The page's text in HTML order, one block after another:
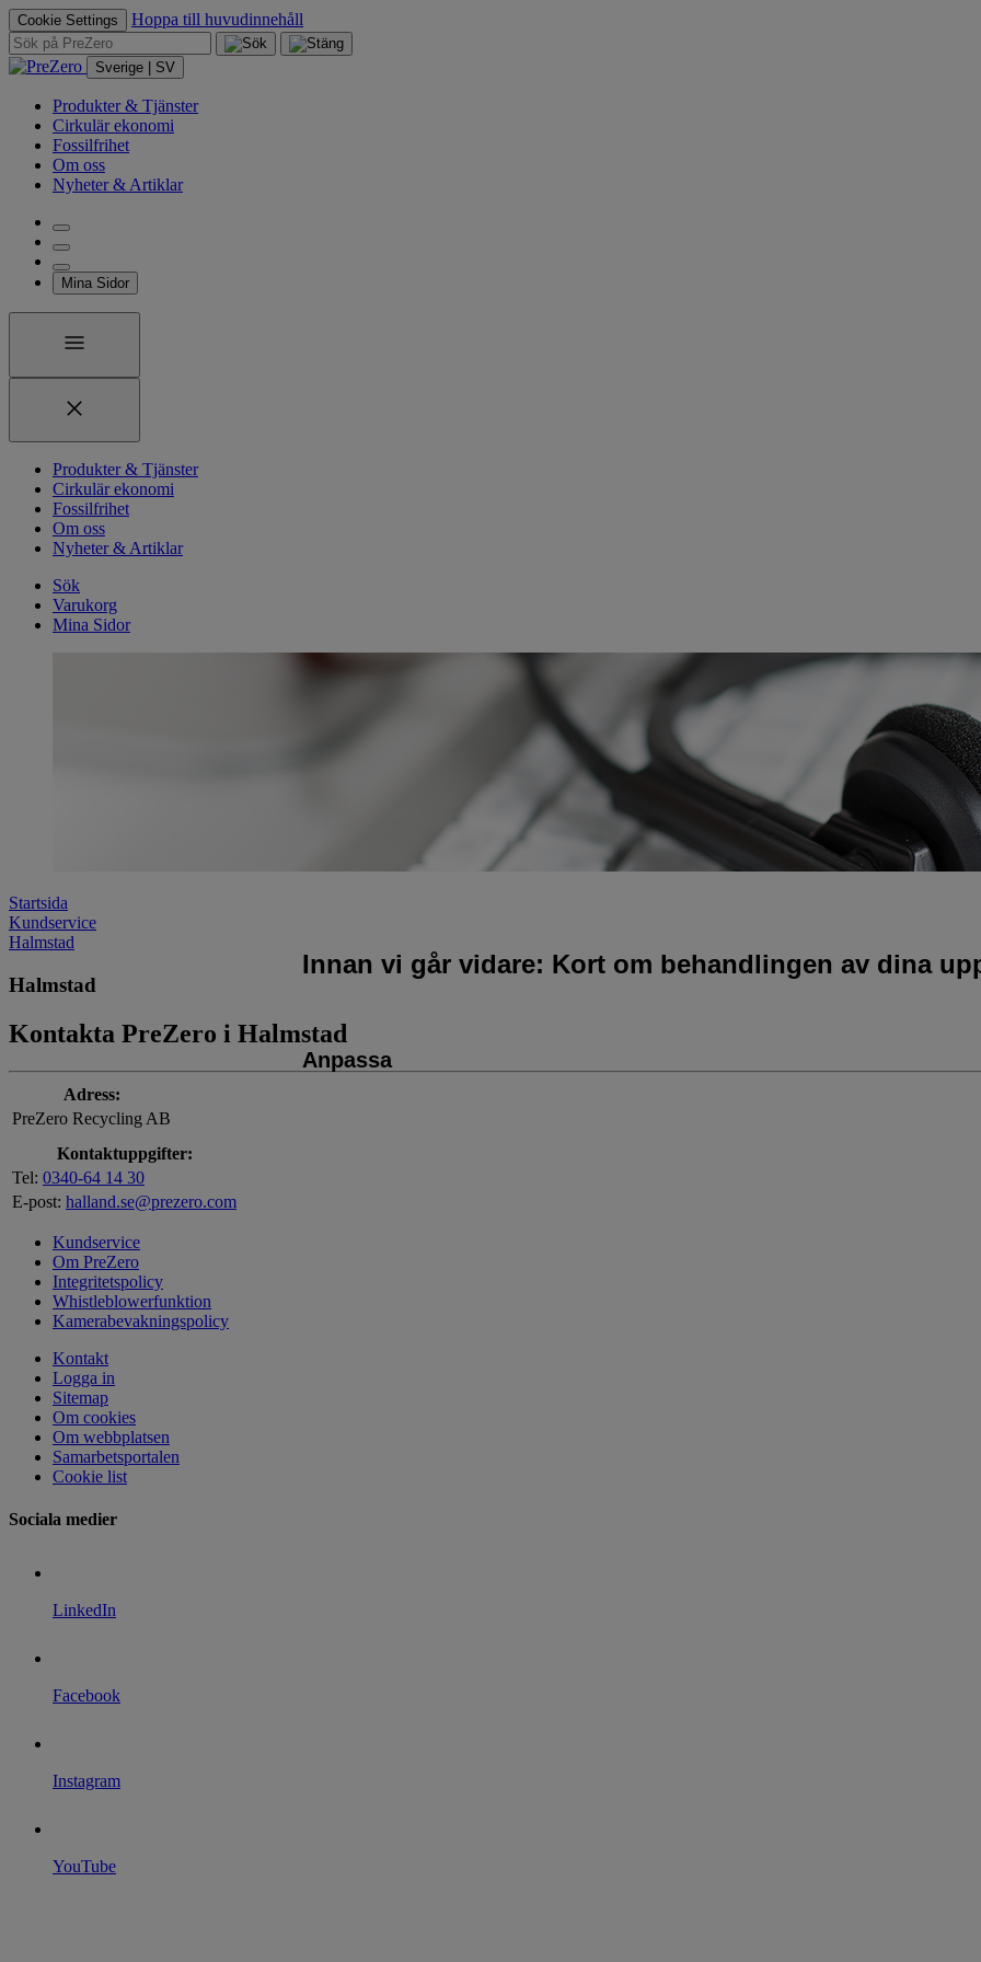
Innan vi går vidare: Kort om behandlingen av dina
Anpassa
Cookie Settings Hoppa till huvudinnehåll
Sverige | SV
Produkter & Tjänster
Cirkulär ekonomi
Fossilfrihet
Om oss
Nyheter & Artiklar
Mina Sidor
Produkter & Tjänster
Cirkulär ekonomi
Fossilfrihet
Om oss
Nyheter & Artiklar
Sök
Varukorg
Mina Sidor
Startsida
Kundservice
Halmstad
Halmstad
Kontakta PreZero i Halmstad
Adress:
PreZero Recycling AB
Kontaktuppgifter:
Tel: 0340-64 14 30
E-post: halland.se@prezero.com
Kundservice
Om PreZero
Integritetspolicy
Whistleblowerfunktion
Kamerabevakningspolicy
Kontakt
Logga in
Sitemap
Om cookies
Om webbplatsen
Samarbetsportalen
Cookie list
Sociala medier
LinkedIn
Facebook
Instagram
YouTube